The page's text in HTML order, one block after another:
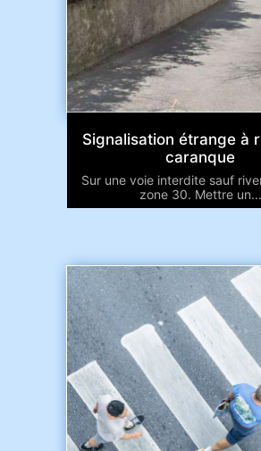
Signalisation étrange à
caranque
Sur une voie interdite sauf
zone 30. Mettre un...